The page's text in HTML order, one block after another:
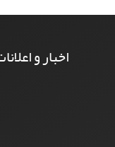
اخبار و